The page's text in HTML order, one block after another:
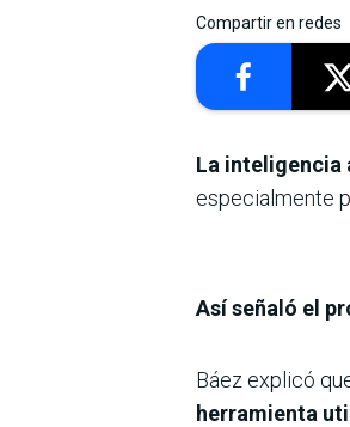
Compartir en redes
La inteligencia
especialmente
Así señaló el
Báez explicó
herramienta